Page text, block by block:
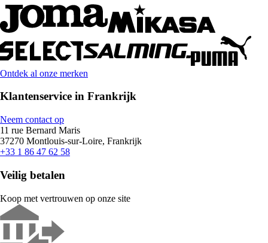
Ontdek al onze merken
Klantenservice in Frankrijk
Neem contact op
11 rue Bernard Maris
37270 Montlouis-sur-Loire, Frankrijk
+33 1 86 47 62 58
Veilig betalen
Koop met vertrouwen op onze site